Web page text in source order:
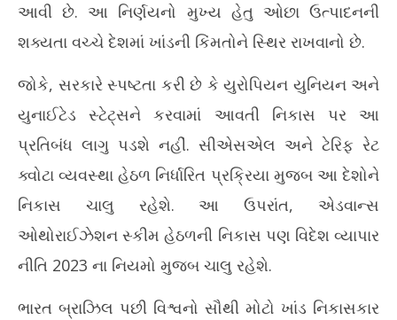
આવી છે. આ નિર્ણયનો મુખ્ય હેતુ ઓછા ઉત્પાદનની
શક્યતા વચ્ચે દેશમાં ખાંડની કિંમતોને સ્થિર રાખવાનો છે.
જોકે, સરકારે સ્પષ્ટતા કરી છે કે યુરોપિયન યુનિયન અને
યુનાઈટેડ સ્ટેટ્સને કરવામાં આવતી નિકાસ પર આ
પ્રતિબંધ લાગુ પડશે નહીં. સીએસએલ અને ટેરિફ રેટ
ક્વોટા વ્યવસ્થા હેઠળ નિર્ધારિત પ્રક્રિયા મુજબ આ દેશોને
નિકાસ ચાલુ રહેશે. આ ઉપરાંત, એડવાન્સ
ઓથોરાઈઝેશન સ્કીમ હેઠળની નિકાસ પણ વિદેશ વ્યાપાર
નીતિ 2023 ના નિયમો મુજબ ચાલુ રહેશે.
ભારત બ્રાઝિલ પછી વિશ્વનો સૌથી મોટો ખાંડ નિકાસકાર